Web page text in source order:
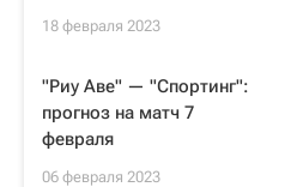
18 февраля 2023
"Риу Аве" — "Спортинг":
прогноз на матч 7
февраля
06 февраля 2023